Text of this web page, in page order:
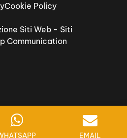
Siti Web - Siti
Communication
Cookie Policy
EMAIL